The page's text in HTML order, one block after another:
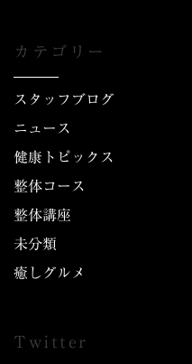
カテゴリー
スタッフブログ
ニュース
健康トピックス
整体コース
整体講座
未分類
癒しグルメ
Twitter